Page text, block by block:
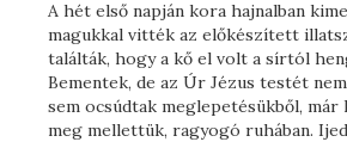
A hét első napján kora hajnalban
magukkal vitték az előkészített
találták, hogy a kő el volt a sírtól
Bementek, de az Úr Jézus testét
sem ocsúdtak meglepetésükből,
meg mellettük, ragyogó ruhában.